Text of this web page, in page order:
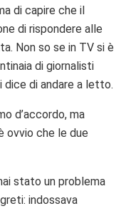
di capire che il
di rispondere alle
Non so se in TV si è
di giornalisti
dice di andare a letto.
d’accordo, ma
ovvio che le due
stato un problema
indossava